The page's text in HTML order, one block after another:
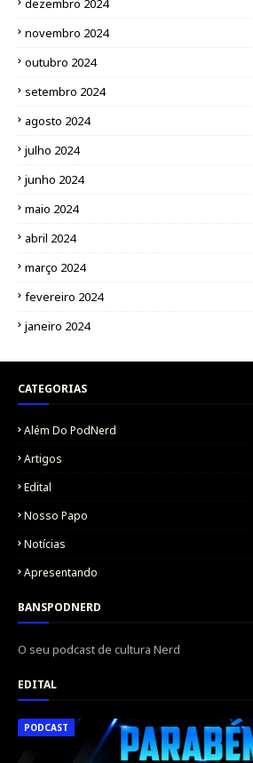
dezembro 2024
novembro 2024
outubro 2024
setembro 2024
agosto 2024
julho 2024
junho 2024
maio 2024
abril 2024
março 2024
fevereiro 2024
janeiro 2024
CATEGORIAS
Além Do PodNerd
Artigos
Edital
Nosso Papo
Notícias
Apresentando
BANSPODNERD
O seu podcast de cultura Nerd
EDITAL
PODCAST